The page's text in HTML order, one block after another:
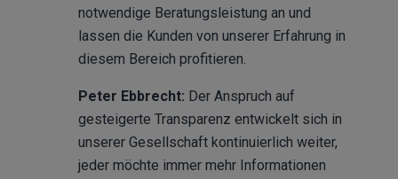
notwendige Beratungsleistung an und
lassen die Kunden von unserer Erfahrung in
diesem Bereich profitieren.
Peter Ebbrecht: Der Anspruch auf
gesteigerte Transparenz entwickelt sich in
unserer Gesellschaft kontinuierlich weiter,
jeder möchte immer mehr Informationen